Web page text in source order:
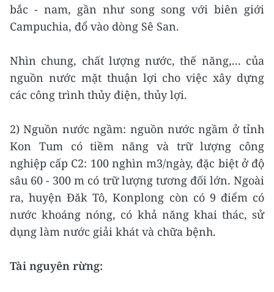
bắc - nam, gần như song song với biên giới
Campuchia, đổ vào dòng Sê San.
Nhìn chung, chất lượng nước, thế năng,... của
nguồn nước mặt thuận lợi cho việc xây dựng
các công trình thủy điện, thủy lợi.
2) Nguồn nước ngầm: nguồn nước ngầm ở tỉnh
Kon Tum có tiềm năng và trữ lượng công
nghiệp cấp C2: 100 nghìn m3/ngày, đặc biệt ở độ
sâu 60 - 300 m có trữ lượng tương đối lớn. Ngoài
ra, huyện Đăk Tô, Konplong còn có 9 điểm có
nước khoáng nóng, có khả năng khai thác, sử
dụng làm nước giải khát và chữa bệnh.
Tài nguyên rừng: